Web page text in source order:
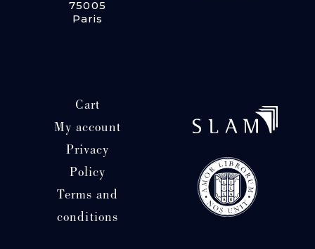
75005
Paris
Cart
My account
Privacy
Policy
Terms and
conditions